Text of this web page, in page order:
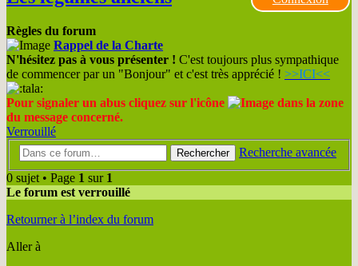
Règles du forum
Rappel de la Charte
N'hésitez pas à vous présenter ! C'est toujours plus sympathique
de commencer par un "Bonjour" et c'est très apprécié ! >>ICI<<
Pour signaler un abus cliquez sur l'icône
dans la zone
du message concerné.
Verrouillé
Rechercher
Recherche avancée
0 sujet • Page 1 sur 1
Le forum est verrouillé
Retourner à l’index du forum
Aller à